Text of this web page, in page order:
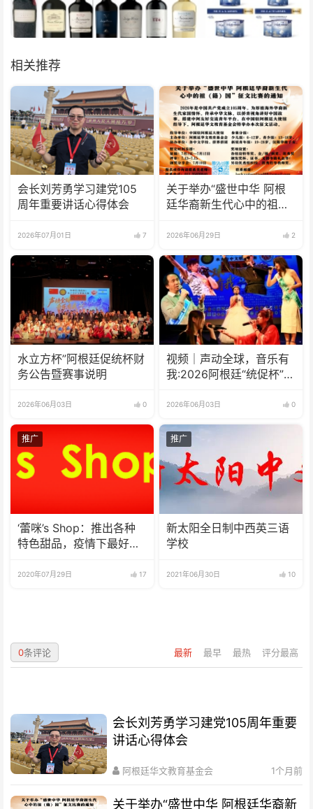
相关推荐
会长刘芳勇学习建党105
周年重要讲话心得体会
2026年07月01日 7
关于举办“盛世中华 阿根
廷华裔新生代心中的祖
2026年06月29日 2
水立方杯”阿根廷促统杯财
务公告暨赛事说明
2026年06月03日 0
视频｜声动全球，音乐有
我:2026阿根廷“统促杯”水
圆满落幕
2026年06月03日 0
推广
‘蕾咪’s Shop：推出各种
特色甜品，疫情下最好的
2020年07月29日 17
推广
新太阳全日制中西英三语
学校
2021年06月30日 10
最新 最早 最热 评分最高
0条评论
会长刘芳勇学习建党105周年重要
讲话心得体会
阿根廷华文教育基金会 1个月前
关于举办“盛世中华 阿根廷华裔新